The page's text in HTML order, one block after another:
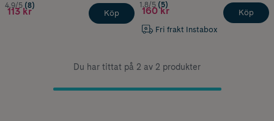
4.9/5 (8)
113 kr Köp
1.8/5 (5)
160 kr
Fri frakt Instabox
Köp
Du har tittat på 2 av 2 produkter